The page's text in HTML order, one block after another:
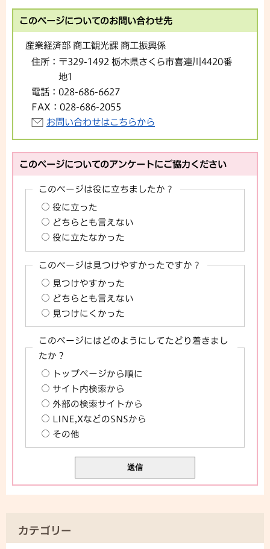
このページについてのお問い合わせ先
産業経済部 商工観光課 商工振興係
住所： 〒329-1492 栃木県さくら市喜連川4420番
地1
電話： 028-686-6627
FAX： 028-686-2055
お問い合わせはこちらから
このページについてのアンケートにご協力ください
このページは役に立ちましたか？
役に立った
どちらとも言えない
役に立たなかった
このページは見つけやすかったですか？
見つけやすかった
どちらとも言えない
見つけにくかった
このページにはどのようにしてたどり着きまし
たか？
トップページから順に
サイト内検索から
外部の検索サイトから
LINE,XなどのSNSから
その他
カテゴリー